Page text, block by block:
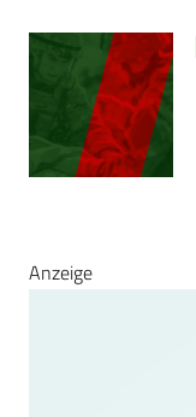
Anzeige